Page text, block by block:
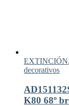
EXTINCIÓN,
decorativos
K80 68º